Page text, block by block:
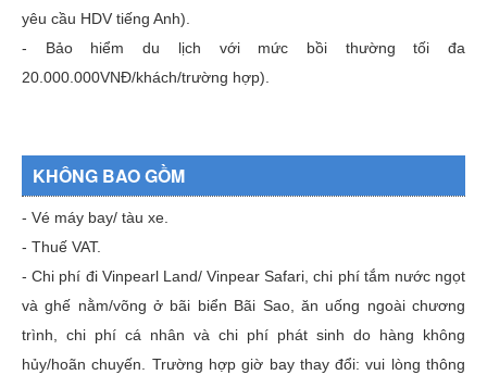
yêu cầu HDV tiếng Anh).
- Bảo hiểm du lịch với mức bồi thường tối đa
20.000.000VNĐ/khách/trường hợp).
KHÔNG BAO GỒM
- Vé máy bay/ tàu xe.
- Thuế VAT.
- Chi phí đi Vinpearl Land/ Vinpear Safari, chi phí tắm nước ngọt
và ghế nằm/võng ở bãi biển Bãi Sao, ăn uống ngoài chương
trình, chi phí cá nhân và chi phí phát sinh do hàng không
hủy/hoãn chuyến. Trường hợp giờ bay thay đổi: vui lòng thông